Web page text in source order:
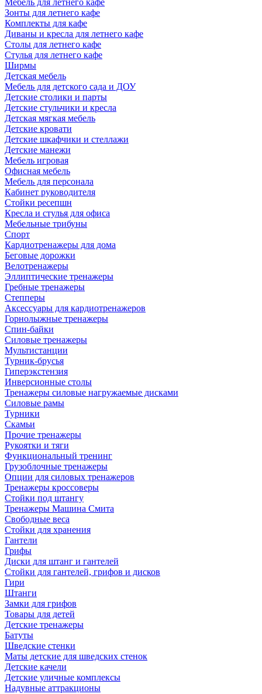
Мебель для летнего кафе
Зонты для летнего кафе
Комплекты для кафе
Диваны и кресла для летнего кафе
Столы для летнего кафе
Стулья для летнего кафе
Ширмы
Детская мебель
Мебель для детского сада и ДОУ
Детские столики и парты
Детские стульчики и кресла
Детская мягкая мебель
Детские кровати
Детские шкафчики и стеллажи
Детские манежи
Мебель игровая
Офисная мебель
Мебель для персонала
Кабинет руководителя
Стойки ресепшн
Кресла и стулья для офиса
Мебельные трибуны
Спорт
Кардиотренажеры для дома
Беговые дорожки
Велотренажеры
Эллиптические тренажеры
Гребные тренажеры
Степперы
Аксессуары для кардиотренажеров
Горнолыжные тренажеры
Спин-байки
Силовые тренажеры
Мультистанции
Турник-брусья
Гиперэкстензия
Инверсионные столы
Тренажеры силовые нагружаемые дисками
Силовые рамы
Турники
Скамьи
Прочие тренажеры
Рукоятки и тяги
Функциональный тренинг
Грузоблочные тренажеры
Опции для силовых тренажеров
Тренажеры кроссоверы
Стойки под штангу
Тренажеры Машина Смита
Свободные веса
Стойки для хранения
Гантели
Грифы
Диски для штанг и гантелей
Стойки для гантелей, грифов и дисков
Гири
Штанги
Замки для грифов
Товары для детей
Детские тренажеры
Батуты
Шведские стенки
Маты детские для шведских стенок
Детские качели
Детские уличные комплексы
Надувные аттракционы